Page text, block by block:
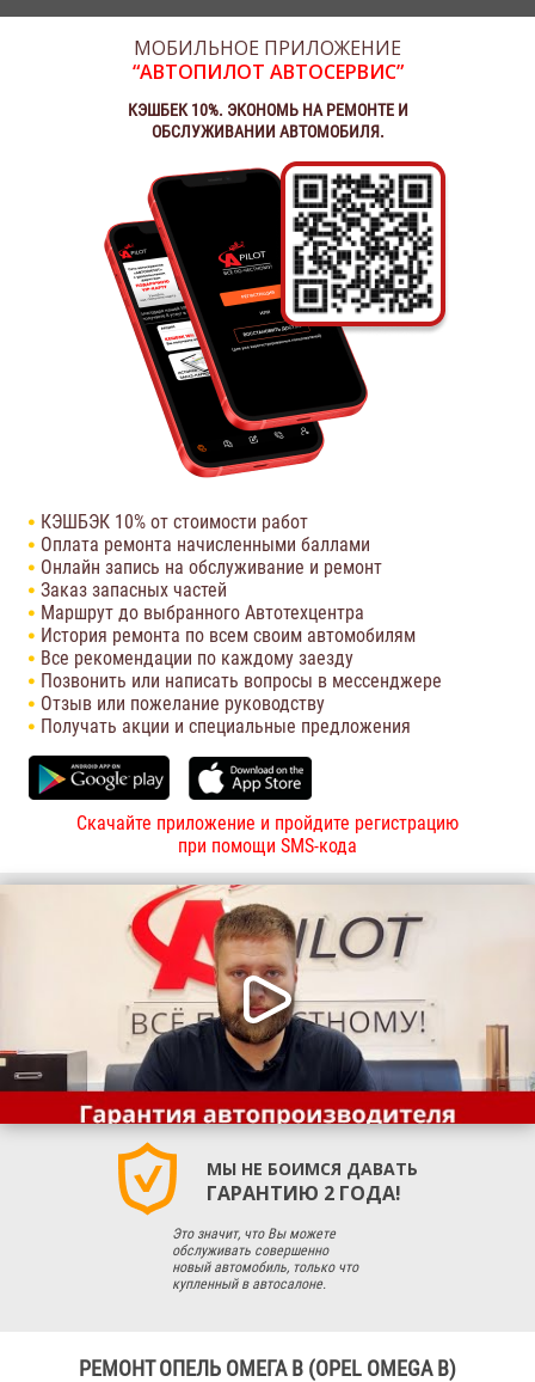
МОБИЛЬНОЕ ПРИЛОЖЕНИЕ
“АВТОПИЛОТ АВТОСЕРВИС”
КЭШБЕК 10%. ЭКОНОМЬ НА РЕМОНТЕ И
ОБСЛУЖИВАНИИ АВТОМОБИЛЯ.
КЭШБЭК 10% от стоимости работ
Оплата ремонта начисленными баллами
Онлайн запись на обслуживание и ремонт
Заказ запасных частей
Маршрут до выбранного Автотехцентра
История ремонта по всем своим автомобилям
Все рекомендации по каждому заезду
Позвонить или написать вопросы в мессенджере
Отзыв или пожелание руководству
Получать акции и специальные предложения
Скачайте приложение и пройдите регистрацию
при помощи SMS-кода
МЫ НЕ БОИМСЯ ДАВАТЬ
ГАРАНТИЮ 2 ГОДА!
Это значит, что Вы можете
обслуживать совершенно
новый автомобиль, только что
купленный в автосалоне.
РЕМОНТ ОПЕЛЬ ОМЕГА B (OPEL OMEGA B)